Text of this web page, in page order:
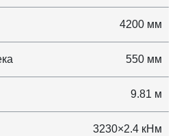
4200 мм
550 мм
9.81 м
3230×2.4 кНм